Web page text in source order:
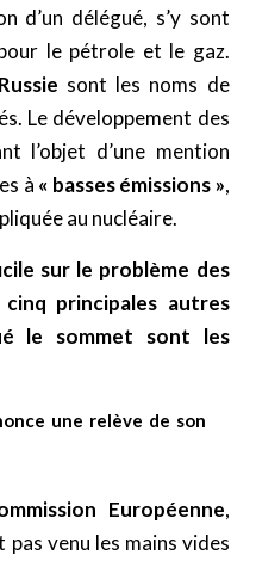
d’un délégué, s’y sont
le pétrole et le gaz.
Russie sont les noms de
Le développement des
l’objet d’une mention
à « basses émissions »,
au nucléaire.
sur le problème des
principales autres
le sommet sont les
une relève de son
Européenne,
pas venu les mains vides